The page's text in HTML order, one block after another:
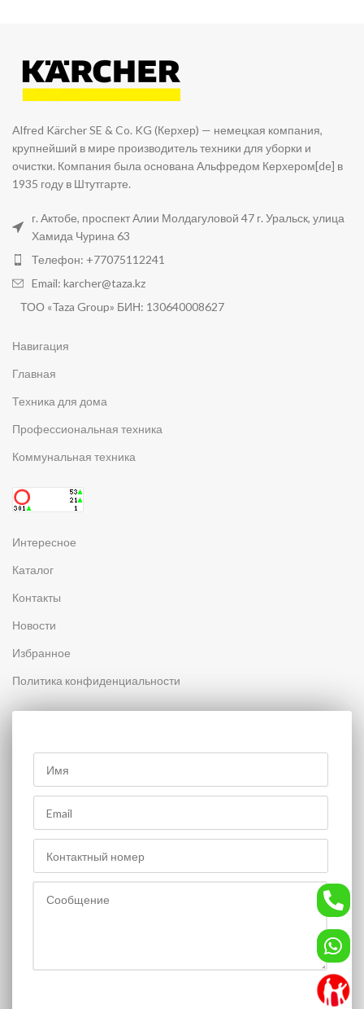
Alfred Kärcher SE & Co. KG (Керхер) — немецкая компания,
крупнейший в мире производитель техники для уборки и
очистки. Компания была основана Альфредом Керхером[de] в
1935 году в Штутгарте.
г. Актобе, проспект Алии Молдагуловой 47 г. Уральск, улица
Хамида Чурина 63
Телефон: +77075112241
Email: karcher@taza.kz
ТОО «Taza Group» БИН: 130640008627
Навигация
Главная
Техника для дома
Профессиональная техника
Коммунальная техника
Интересное
Каталог
Контакты
Новости
Избранное
Политика конфиденциальности